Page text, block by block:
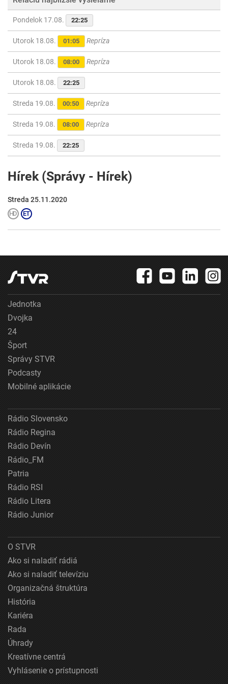
Pondelok 17.08. 22:25
Utorok 18.08. 01:05 Repríza
Utorok 18.08. 08:00 Repríza
Utorok 18.08. 22:25
Streda 19.08. 00:50 Repríza
Streda 19.08. 08:00 Repríza
Streda 19.08. 22:25
Hírek (Správy - Hírek)
Streda 25.11.2020
Jednotka
Dvojka
24
Šport
Správy STVR
Podcasty
Mobilné aplikácie
Rádio Slovensko
Rádio Regina
Rádio Devín
Rádio_FM
Patria
Rádio RSI
Rádio Litera
Rádio Junior
O STVR
Ako si naladiť rádiá
Ako si naladiť televíziu
Organizačná štruktúra
História
Kariéra
Rada
Úhrady
Kreatívne centrá
Vyhlásenie o prístupnosti